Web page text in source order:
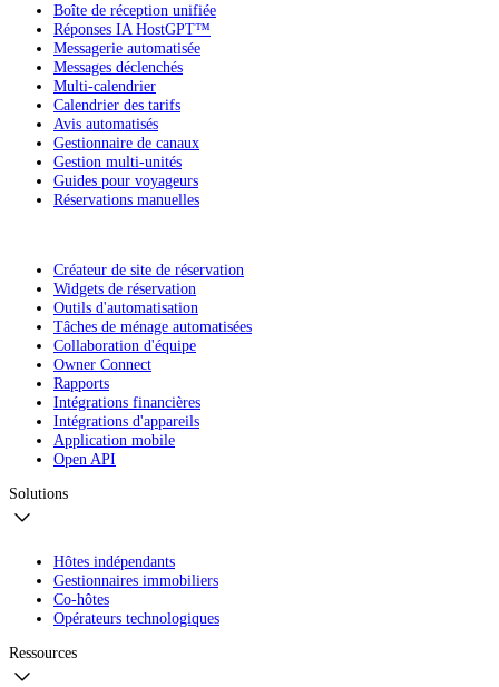
Boîte de réception unifiée
Réponses IA HostGPT™
Messagerie automatisée
Messages déclenchés
Multi-calendrier
Calendrier des tarifs
Avis automatisés
Gestionnaire de canaux
Gestion multi-unités
Guides pour voyageurs
Réservations manuelles
Créateur de site de réservation
Widgets de réservation
Outils d'automatisation
Tâches de ménage automatisées
Collaboration d'équipe
Owner Connect
Rapports
Intégrations financières
Intégrations d'appareils
Application mobile
Open API
Solutions
Hôtes indépendants
Gestionnaires immobiliers
Co-hôtes
Opérateurs technologiques
Ressources